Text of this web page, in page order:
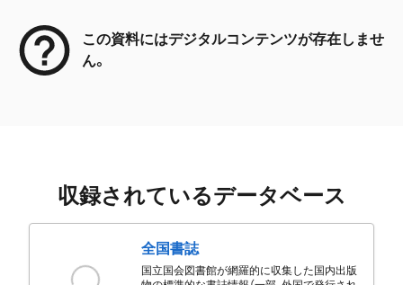
この資料にはデジタルコンテンツが存在しませ
ん。
収録されているデータベース
全国書誌
国立国会図書館が網羅的に収集した国内出版